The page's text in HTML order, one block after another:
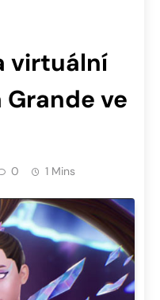
virtuální
ve
0 1 Mins